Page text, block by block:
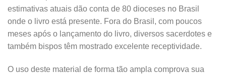
estimativas atuais dão conta de 80 dioceses no Brasil
onde o livro está presente. Fora do Brasil, com poucos
meses após o lançamento do livro, diversos sacerdotes e
também bispos têm mostrado excelente receptividade.
O uso deste material de forma tão ampla comprova sua